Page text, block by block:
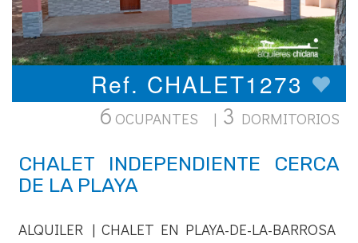
Ref. CHALET1273
6 OCUPANTES | 3 DORMITORIOS
CHALET INDEPENDIENTE CERCA
DE LA PLAYA
ALQUILER | CHALET EN PLAYA-DE-LA-BARROSA